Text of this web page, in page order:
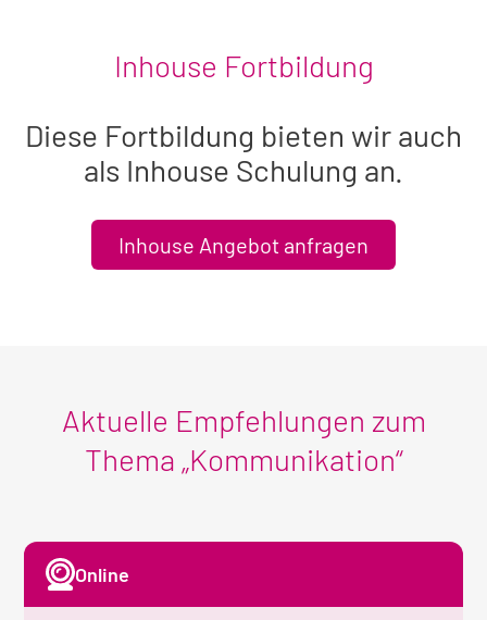
Inhouse Fortbildung
Diese Fortbildung bieten wir auch
als Inhouse Schulung an.
Inhouse Angebot anfragen
Aktuelle Empfehlungen zum
Thema „Kommunikation“
Online